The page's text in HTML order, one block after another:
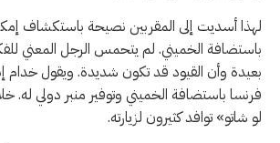
لهذا أسديت إلى المقربين نصيحة باستكشاف
باستضافة الخميني. لم يتحمس الرجل المعني
بعيدة وأن القيود قد تكون شديدة. ويقول خدام
فرنسا باستضافة الخميني وتوفير منبر دولي له.
لو شاتو» توافد كثيرون لزيارته.